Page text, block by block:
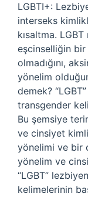
LGBTI+:
interseks
kısaltma.
eşcinselliğin
olmadığını,
yönelim
demek?
transgender
Bu şemsiye
ve cinsiyet
yönelimi ve bir
yönelim ve
“LGBT”
kelimelerinin